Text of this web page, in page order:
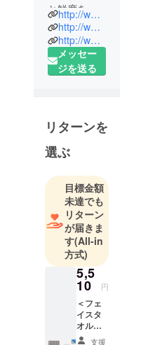
と鮮度を高
めるため
に、純粋な
銀繊維とス
イスの抗菌
ニックコッ
トンを使っ
た生活必需
品やファッ
ション製品
を製造·販売
していま
す。
Silverlining
produces
and sells
necessities
http://www.silverlining.fit
http://www.facebook.com/svl.stay.fresh
http://www.instagram.com/svl.stay_fresh
メッセー
ジを送る
リターンを
選ぶ
目標金額
未達でも
リターン
が届きま
す(All-in
方式)
5,5
10 円
＜フェ
イスタ
オル
1set - 4
支援